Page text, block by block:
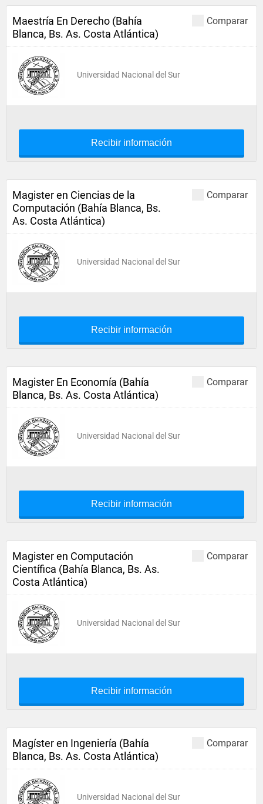
Comparar
Maestría En Derecho (Bahía
Blanca, Bs. As. Costa Atlántica)
Universidad Nacional del Sur
Recibir información
Comparar
Magister en Ciencias de la
Computación (Bahía Blanca, Bs.
As. Costa Atlántica)
Universidad Nacional del Sur
Recibir información
Comparar
Magister En Economía (Bahía
Blanca, Bs. As. Costa Atlántica)
Universidad Nacional del Sur
Recibir información
Comparar
Magister en Computación
Científica (Bahía Blanca, Bs. As.
Costa Atlántica)
Universidad Nacional del Sur
Recibir información
Comparar
Magíster en Ingeniería (Bahía
Blanca, Bs. As. Costa Atlántica)
Universidad Nacional del Sur